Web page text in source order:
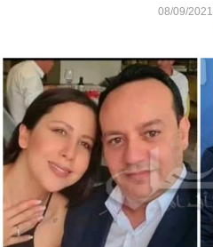
00:41
08/09/2021